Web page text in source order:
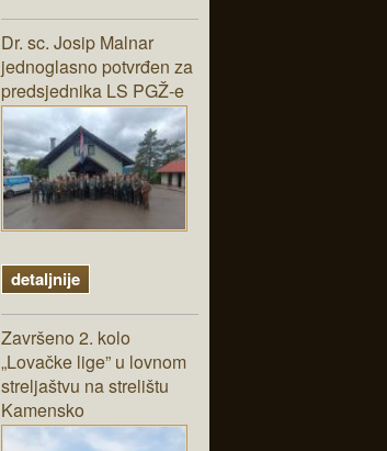
Dr. sc. Josip Malnar
jednoglasno potvrđen za
predsjednika LS PGŽ-e
detaljnije
Završeno 2. kolo
„Lovačke lige” u lovnom
streljaštvu na strelištu
Kamensko